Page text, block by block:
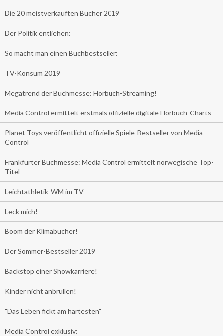
Die 20 meistverkauften Bücher 2019
Der Politik entliehen:
So macht man einen Buchbestseller:
TV-Konsum 2019
Megatrend der Buchmesse: Hörbuch-Streaming!
Media Control ermittelt erstmals offizielle digitale Hörbuch-Charts
Planet Toys veröffentlicht offizielle Spiele-Bestseller von Media
Control
Frankfurter Buchmesse: Media Control ermittelt norwegische Top-
Titel
Leichtathletik-WM im TV
Leck mich!
Boom der Klimabücher!
Der Sommer-Bestseller 2019
Backstop einer Showkarriere!
Kinder nicht anbrüllen!
"Das Leben fickt am härtesten"
Media Control exklusiv: